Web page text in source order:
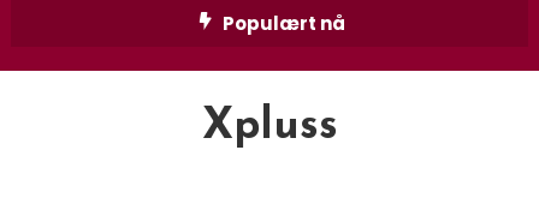
Populært nå
Xpluss